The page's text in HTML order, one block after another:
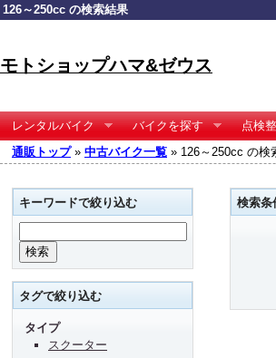
126～250cc の検索結果
モトショップハマ&ゼウス
レンタルバイク バイクを探す 点検
通販トップ» 中古バイク一覧 » 126～250cc の検
検索条
キーワードで絞り込む
タグで絞り込む
タイプ
スクーター